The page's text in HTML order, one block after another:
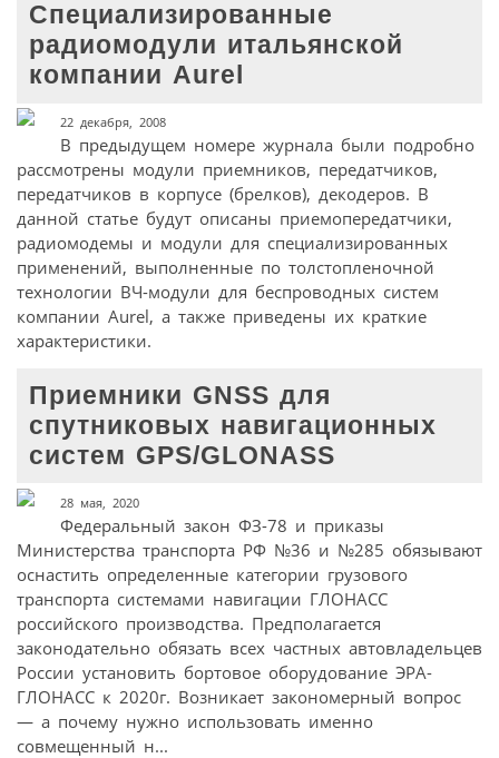
Специализированные
радиомодули итальянской
компании Aurel
22 декабря, 2008
В предыдущем номере журнала были подробно
рассмотрены модули приемников, передатчиков,
передатчиков в корпусе (брелков), декодеров. В
данной статье будут описаны приемопередатчики,
радиомодемы и модули для специализированных
применений, выполненные по толстопленочной
технологии ВЧ-модули для беспроводных систем
компании Aurel, а также приведены их краткие
характеристики.
Приемники GNSS для
спутниковых навигационных
систем GPS/GLONASS
28 мая, 2020
Федеральный закон ФЗ-78 и приказы
Министерства транспорта РФ №36 и №285 обязывают
оснастить определенные категории грузового
транспорта системами навигации ГЛОНАСС
российского производства. Предполагается
законодательно обязать всех частных автовладельцев
России установить бортовое оборудование ЭРА-
ГЛОНАСС к 2020г. Возникает закономерный вопрос
— а почему нужно использовать именно
совмещенный н...